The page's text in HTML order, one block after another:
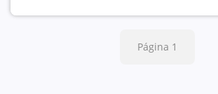
Página 1